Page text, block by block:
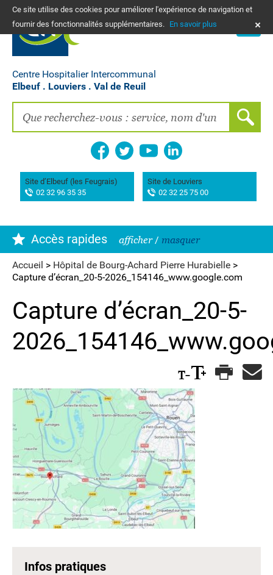
Ce site utilise des cookies pour améliorer l'expérience de navigation et
fournir des fonctionnalités supplémentaires. En savoir plus
Centre Hospitalier Intercommunal
Elbeuf . Louviers . Val de Reuil
Site d’Elbeuf (les Feugrais)
02 32 96 35 35
Site de Louviers
02 32 25 75 00
PLANS
PATIENTS, PROCHES, PROFESSIONNELS
EMPLOIS
Accès rapides afficher/ masquer
Vos frais de santé & paiement en ligne
Recherche clinique
La Maison des femmes
Association AIMES
Hôpital de Bourg-Achard Pierre Hurabielle
Accueil > Hôpital de Bourg-Achard Pierre Hurabielle >
Capture d’écran_20-5-2026_154146_www.google.com
Capture d’écran_20-5-
Infos pratiques